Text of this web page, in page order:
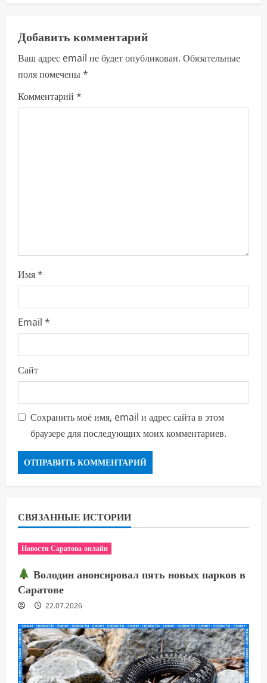
ж
и
т
и
е
Добавить комментарий
Ваш адрес email не будет опубликован. Обязательные
поля помечены*
Комментарий *
Имя*
Email *
Сайт
Сохранить моё имя, email и адрес сайта в этом
браузере для последующих моих комментариев.
СВЯЗАННЫЕ ИСТОРИИ
Новости Саратова онлайн
Володин анонсировал пять новых парков в
Саратове
22.07.2026